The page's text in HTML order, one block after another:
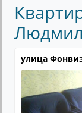
улица